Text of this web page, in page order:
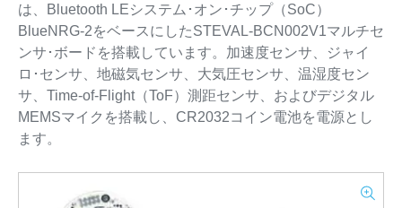
は、Bluetooth LEシステム･オン･チップ（SoC）
BlueNRG-2をベースにしたSTEVAL-BCN002V1マルチセ
ンサ･ボードを搭載しています。加速度センサ、ジャイ
ロ･センサ、地磁気センサ、大気圧センサ、温湿度セン
サ、Time-of-Flight（ToF）測距センサ、およびデジタル
MEMSマイクを搭載し、CR2032コイン電池を電源とし
ます。